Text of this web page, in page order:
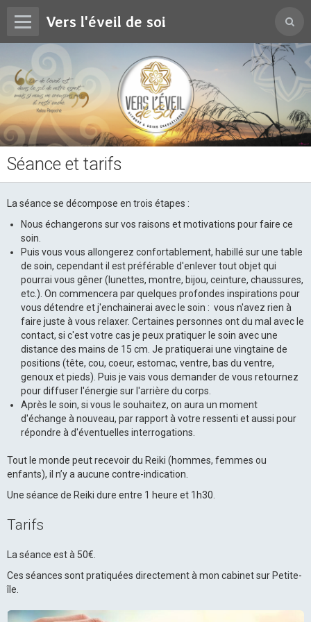
Vers l'éveil de soi
Séance et tarifs
La séance se décompose en trois étapes :
Nous échangerons sur vos raisons et motivations pour faire ce
soin.
Puis vous vous allongerez confortablement, habillé sur une table
de soin, cependant il est préférable d'enlever tout objet qui
pourrai vous gêner (lunettes, montre, bijou, ceinture, chaussures,
etc.). On commencera par quelques profondes inspirations pour
vous détendre et j'enchainerai avec le soin : vous n'avez rien à
faire juste à vous relaxer. Certaines personnes ont du mal avec le
contact, si c'est votre cas je peux pratiquer le soin avec une
distance des mains de 15 cm. Je pratiquerai une vingtaine de
positions (tête, cou, coeur, estomac, ventre, bas du ventre,
genoux et pieds). Puis je vais vous demander de vous retournez
pour diffuser l'énergie sur l'arrière du corps.
Après le soin, si vous le souhaitez, on aura un moment
d'échange à nouveau, par rapport à votre ressenti et aussi pour
répondre à d'éventuelles interrogations.
Tout le monde peut recevoir du Reiki (hommes, femmes ou
enfants), il n’y a aucune contre-indication.
Une séance de Reiki dure entre 1 heure et 1h30.
Tarifs
La séance est à 50€.
Ces séances sont pratiquées directement à mon cabinet sur Petite-
île.